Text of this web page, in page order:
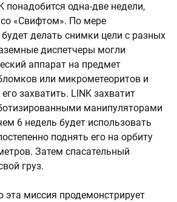
понадобится одна-две недели,
«Свифтом». По мере
делать снимки цели с разных
диспетчеры могли
аппарат на предмет
или микрометеоритов и
захватить. LINK захватит
манипуляторами
6 недель будет использовать
поднять его на орбиту
Затем спасательный
груз.
эта миссия продемонстрирует